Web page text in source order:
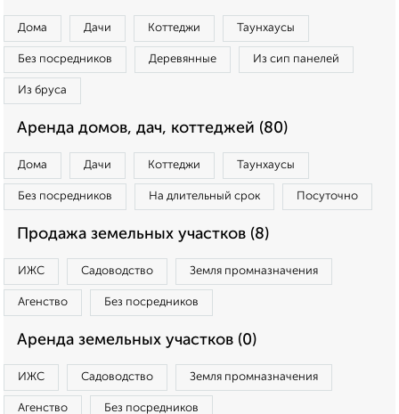
Дома Дачи Коттеджи Таунхаусы
Без посредников Деревянные Из сип панелей
Из бруса
Аренда домов, дач, коттеджей (80)
Дома Дачи Коттеджи Таунхаусы
Без посредников На длительный срок Посуточно
Продажа земельных участков (8)
ИЖС Садоводство Земля промназначения
Агенство Без посредников
Аренда земельных участков (0)
ИЖС Садоводство Земля промназначения
Агенство Без посредников